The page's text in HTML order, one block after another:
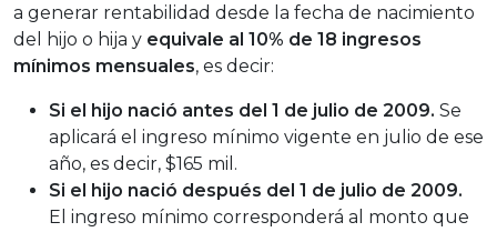
a generar rentabilidad desde la fecha de nacimiento
del hijo o hija y equivale al 10% de 18 ingresos
mínimos mensuales, es decir:
Si el hijo nació antes del 1 de julio de 2009. Se
aplicará el ingreso mínimo vigente en julio de ese
año, es decir, $165 mil.
Si el hijo nació después del 1 de julio de 2009.
El ingreso mínimo corresponderá al monto que